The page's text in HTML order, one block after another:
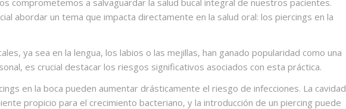
abordar un tema que impacta directamente en la salud oral: los piercings en la
ya sea en la lengua, los labios o las mejillas, han ganado popularidad como una
es crucial destacar los riesgos significativos asociados con esta práctica.
en la boca pueden aumentar drásticamente el riesgo de infecciones. La cavidad
propicio para el crecimiento bacteriano, y la introducción de un piercing puede